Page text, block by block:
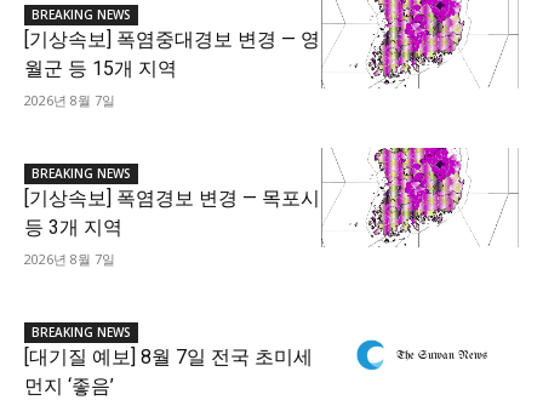
BREAKING NEWS
[기상속보] 폭염중대경보 변경 — 영
월군 등 15개 지역
2026년 8월 7일
BREAKING NEWS
[기상속보] 폭염경보 변경 — 목포시
등 3개 지역
2026년 8월 7일
BREAKING NEWS
[대기질 예보] 8월 7일 전국 초미세
먼지 ‘좋음’